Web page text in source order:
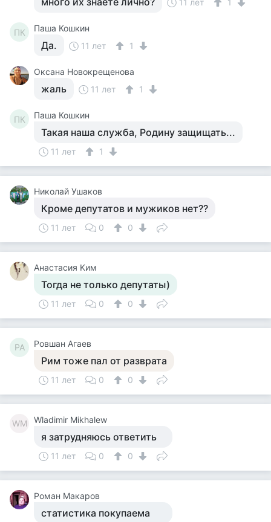
11 лет 1
ПК Паша Кошкин
Да. 11 лет 1
Оксана Новокрещенова
жаль 11 лет 1
ПК Паша Кошкин
Такая наша служба, Родину защищать...
11 лет 1
Николай Ушаков
Кроме депутатов и мужиков нет??
11 лет 0 0
Aнастасия Kим
Тогда не только депутаты)
11 лет 0 0
РА Ровшан Агаев
Рим тоже пал от разврата
11 лет 0 0
WM Wladimir Mikhalew
я затрудняюсь ответить
11 лет 0 0
Роман Макаров
статистика покупаема